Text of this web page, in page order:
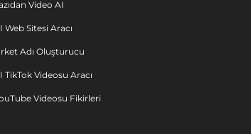
Video AI
Web Sitesi Aracı
Adı Oluşturucu
TikTok Videosu Aracı
Videosu Fikirleri